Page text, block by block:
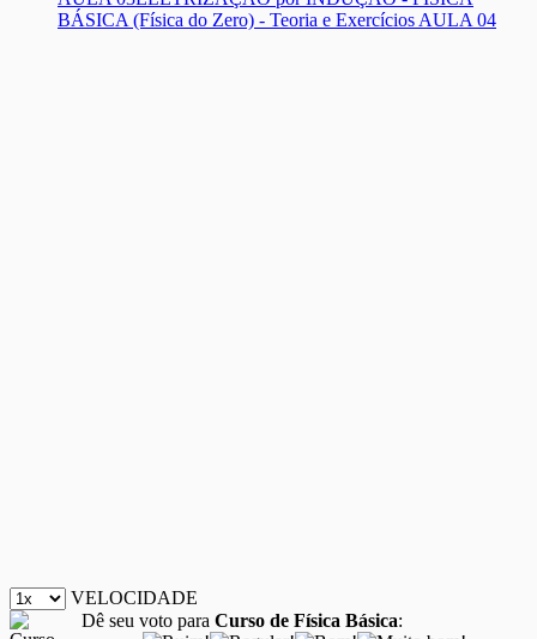
BÁSICA (Física do Zero) - Teoria e Exercícios AULA 04
VELOCIDADE
Dê seu voto para Curso de Física Básica: